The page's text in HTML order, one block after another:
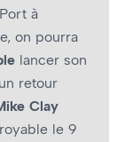
à
on pourra
lancer son
retour
Clay
le 9